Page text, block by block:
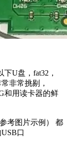
U盘，fat32，
非常挑剔，
和用读卡器的鲜
考图片示例） 都
口